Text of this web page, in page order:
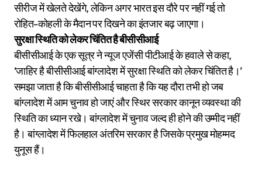
सीरीज में खेलते देखेंगे, लेकिन अगर भारत इस दौरे पर नहीं गई तो
रोहित-कोहली के मैदान पर दिखने का इंतजार बढ़ जाएगा।
सुरक्षा स्थिति को लेकर चिंतित है बीसीसीआई
बीसीसीआई के एक सूत्र ने न्यूज एजेंसी पीटीआई के हवाले से कहा,
‘जाहिर है बीसीसीआई बांग्लादेश में सुरक्षा स्थिति को लेकर चिंतित है।’
समझा जाता है कि बीसीसीआई चाहता है कि यह दौरा तभी हो जब
बांग्लादेश में आम चुनाव हो जाएं और स्थिर सरकार कानून व्यवस्था की
स्थिति का ध्यान रखे। बांग्लादेश में चुनाव जल्द ही होने की उम्मीद नहीं
है। बांग्लादेश में फिलहाल अंतरिम सरकार है जिसके प्रमुख मोहम्मद
युनूस हैं।